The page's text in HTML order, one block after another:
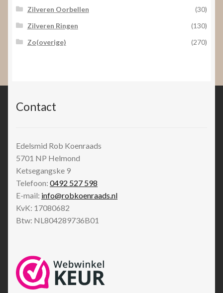
Zilveren Oorbellen
(30)
Zilveren Ringen
(130)
Zo(overige)
(270)
Contact
Edelsmid Rob Koenraads
5701 NP Helmond
Ketsegangske 9
Telefoon: 0492 527 598
E-mail: info@robkoenraads.nl
KvK: 17080682
Btw: NL804289736B01